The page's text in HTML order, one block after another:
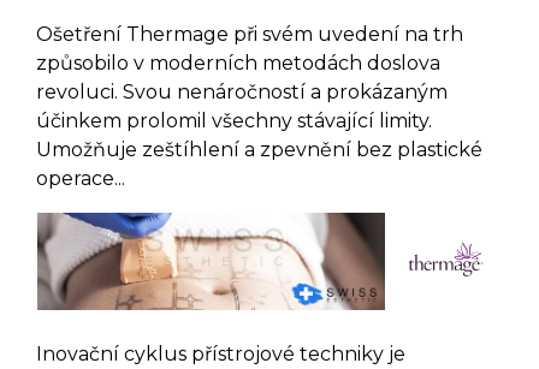
Ošetření Thermage při svém uvedení na trh
způsobilo v moderních metodách doslova
revoluci. Svou nenáročností a prokázaným
účinkem prolomil všechny stávající limity.
Umožňuje zeštíhlení a zpevnění bez plastické
operace...
Inovační cyklus přístrojové techniky je